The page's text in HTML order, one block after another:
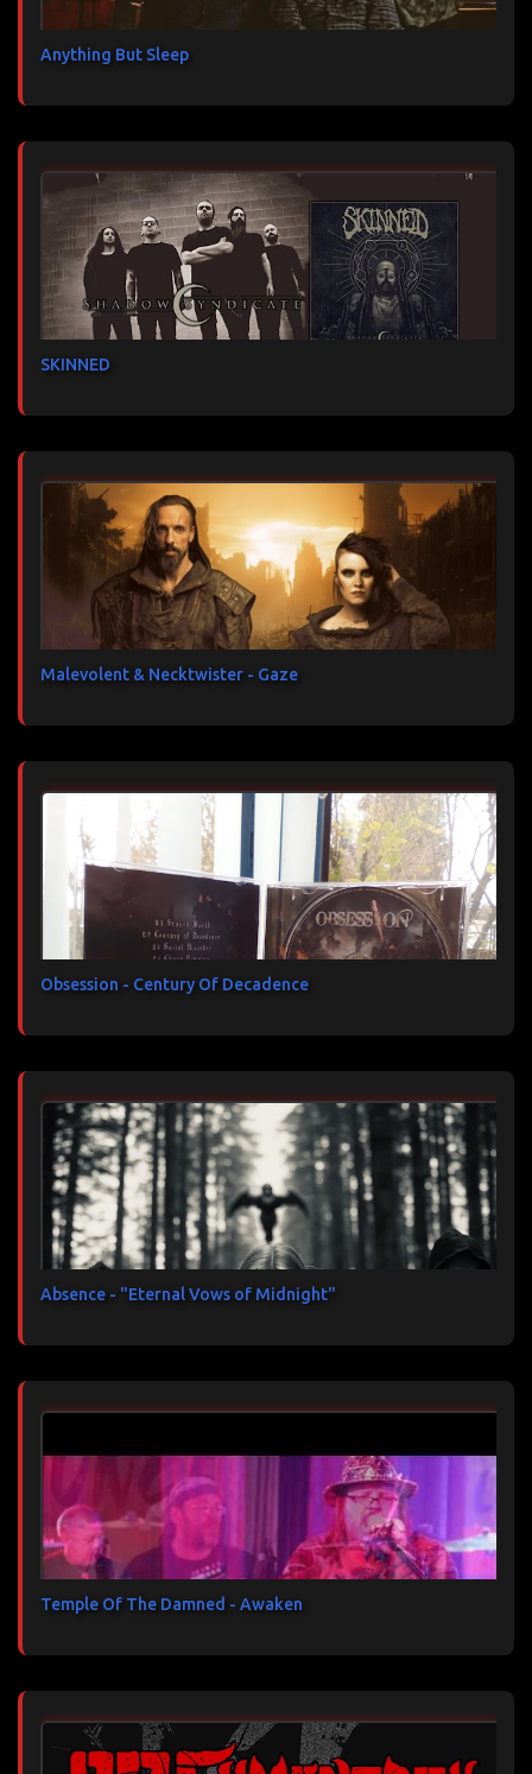
Anything But Sleep
SKINNED
Malevolent & Necktwister - Gaze
Obsession - Century Of Decadence
Absence - "Eternal Vows of Midnight"
Temple Of The Damned - Awaken